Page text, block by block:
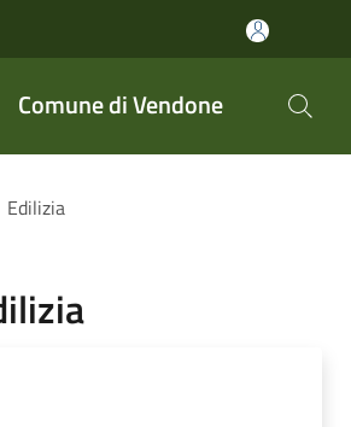
Comune di Vendone
Edilizia